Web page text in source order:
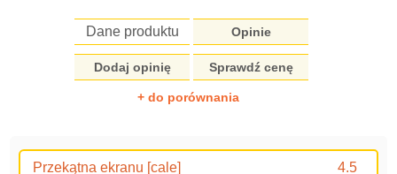
Dane produktu Opinie
Dodaj opinię Sprawdź cenę
+ do porównania
Przekątna ekranu [cale]
4.5